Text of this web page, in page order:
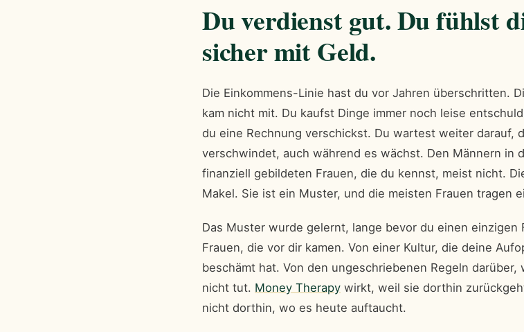
Du verdienst gut. Du fühlst
sicher mit Geld.
Die Einkommens-Linie hast du vor Jahren überschritten.
kam nicht mit. Du kaufst Dinge immer noch leise
du eine Rechnung verschickst. Du wartest weiter darauf,
verschwindet, auch während es wächst. Den Männern in
finanziell gebildeten Frauen, die du kennst, meist nicht.
Makel. Sie ist ein Muster, und die meisten Frauen tragen
Das Muster wurde gelernt, lange bevor du einen einzigen
Frauen, die vor dir kamen. Von einer Kultur, die deine
beschämt hat. Von den ungeschriebenen Regeln
nicht tut. Money Therapy wirkt, weil sie dorthin
nicht dorthin, wo es heute auftaucht.